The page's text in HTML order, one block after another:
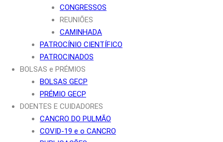
CONGRESSOS
REUNIÕES
CAMINHADA
PATROCÍNIO CIENTÍFICO
PATROCINADOS
BOLSAS e PRÉMIOS
BOLSAS GECP
PRÉMIO GECP
DOENTES E CUIDADORES
CANCRO DO PULMÃO
COVID-19 e o CANCRO